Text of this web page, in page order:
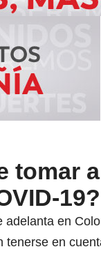
tomar
19?
en
tenerse en